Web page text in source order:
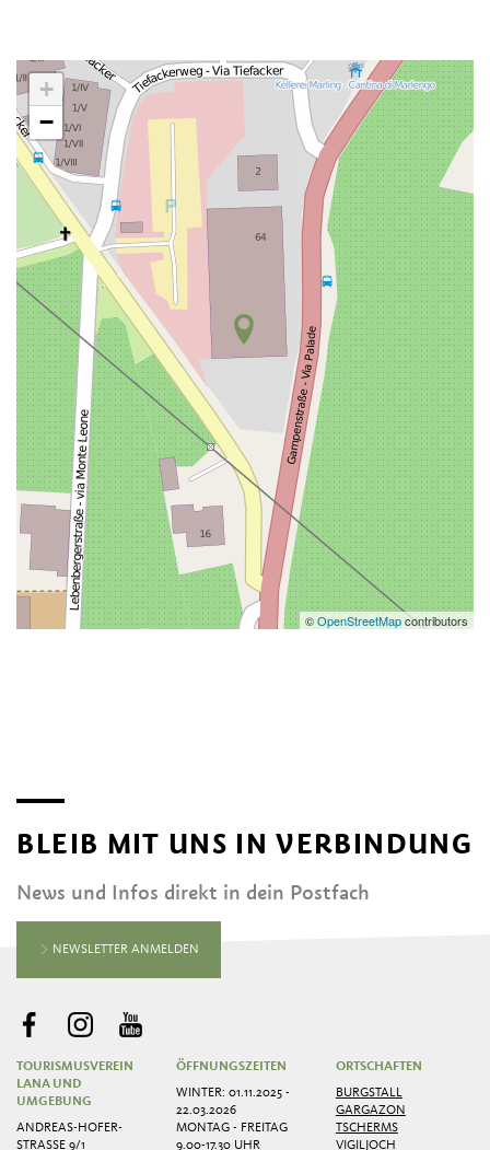
+
−
©OpenStreetMapcontributors
BLEIB MIT UNS IN VERBINDUNG
News und Infos direkt in dein Postfach
NEWSLETTER ANMELDEN
TOURISMUSVEREIN
LANA UND
UMGEBUNG
ANDREAS-HOFER-
STRASSE 9/1
ÖFFNUNGSZEITEN
WINTER: 01.11.2025 -
22.03.2026
MONTAG - FREITAG
9.00-17.30 UHR
ORTSCHAFTEN
BURGSTALL
GARGAZON
TSCHERMS
VIGILJOCH